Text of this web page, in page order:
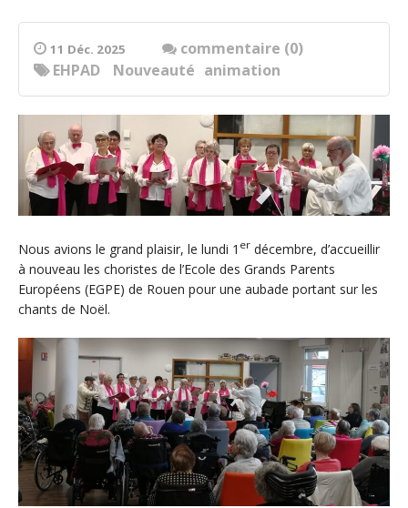
11 Déc. 2025
commentaire (0)
animation
EHPAD Nouveauté
Nous avions le grand plaisir, le lundi 1 er décembre, d’accueillir
à nouveau les choristes de l’Ecole des Grands Parents
Européens (EGPE) de Rouen pour une aubade portant sur les
chants de Noël.